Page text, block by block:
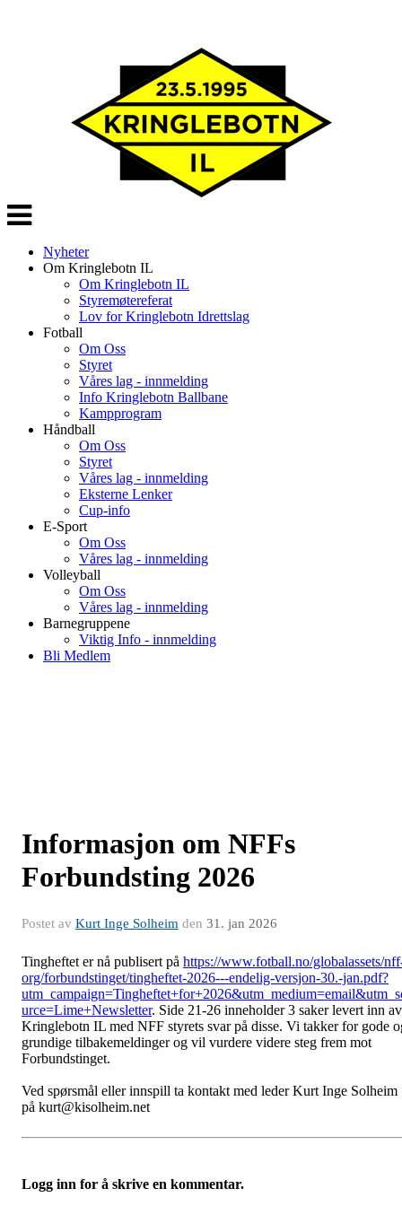
Veksle
navigasjon
Nyheter
Om Kringlebotn IL
Om Kringlebotn IL
Styremøtereferat
Lov for Kringlebotn Idrettslag
Fotball
Om Oss
Styret
Våres lag - innmelding
Info Kringlebotn Ballbane
Kampprogram
Håndball
Om Oss
Styret
Våres lag - innmelding
Eksterne Lenker
Cup-info
E-Sport
Om Oss
Våres lag - innmelding
Volleyball
Om Oss
Våres lag - innmelding
Barnegruppene
Viktig Info - innmelding
Bli Medlem
Informasjon om NFFs
Forbundsting 2026
Postet av Kurt Inge Solheim den 31. jan 2026
Tingheftet er nå publisert på https://www.fotball.no/globalassets/
org/forbundstinget/tingheftet-2026---endelig-versjon-30.-jan.pdf?
urce=Lime+Newsletter. Side 21-26 inneholder 3 saker levert inn av
Kringlebotn IL med NFF styrets svar på disse. Vi takker for gode
grundige tilbakemeldinger og vil vurdere videre steg frem mot
Forbundstinget.
Ved spørsmål eller innspill ta kontakt med leder Kurt Inge Solheim
på kurt@kisolheim.net
Logg inn for å skrive en kommentar.